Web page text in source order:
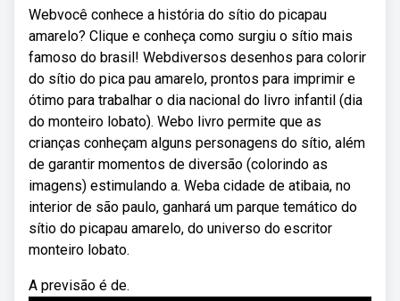
Webvocê conhece a história do sítio do picapau
amarelo? Clique e conheça como surgiu o sítio mais
famoso do brasil! Webdiversos desenhos para colorir
do sítio do pica pau amarelo, prontos para imprimir e
ótimo para trabalhar o dia nacional do livro infantil (dia
do monteiro lobato). Webo livro permite que as
crianças conheçam alguns personagens do sítio, além
de garantir momentos de diversão (colorindo as
imagens) estimulando a. Weba cidade de atibaia, no
interior de são paulo, ganhará um parque temático do
sítio do picapau amarelo, do universo do escritor
monteiro lobato.
A previsão é de.